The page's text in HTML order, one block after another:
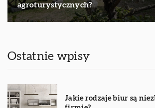
agroturystycznych?
Ostatnie wpisy
Jakie rodzaje biur są